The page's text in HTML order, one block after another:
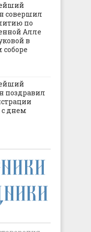
совершил
по
Алле
в
поздравил
днем